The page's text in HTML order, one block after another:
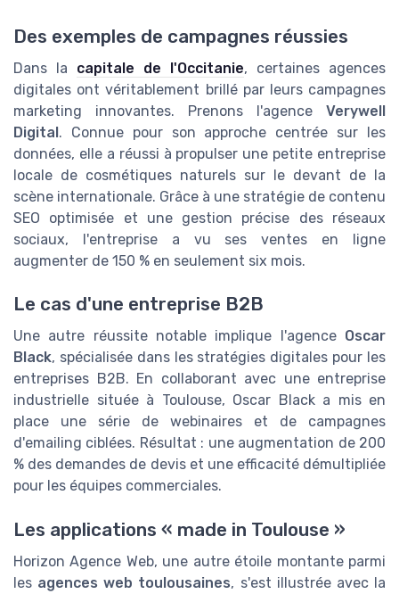
Des exemples de campagnes réussies
Dans la capitale de l'Occitanie, certaines agences
digitales ont véritablement brillé par leurs campagnes
marketing innovantes. Prenons l'agence Verywell
Digital. Connue pour son approche centrée sur les
données, elle a réussi à propulser une petite entreprise
locale de cosmétiques naturels sur le devant de la
scène internationale. Grâce à une stratégie de contenu
SEO optimisée et une gestion précise des réseaux
sociaux, l'entreprise a vu ses ventes en ligne
augmenter de 150 % en seulement six mois.
Le cas d'une entreprise B2B
Une autre réussite notable implique l'agence Oscar
Black, spécialisée dans les stratégies digitales pour les
entreprises B2B. En collaborant avec une entreprise
industrielle située à Toulouse, Oscar Black a mis en
place une série de webinaires et de campagnes
d'emailing ciblées. Résultat : une augmentation de 200
% des demandes de devis et une efficacité démultipliée
pour les équipes commerciales.
Les applications « made in Toulouse »
Horizon Agence Web, une autre étoile montante parmi
les agences web toulousaines, s'est illustrée avec la